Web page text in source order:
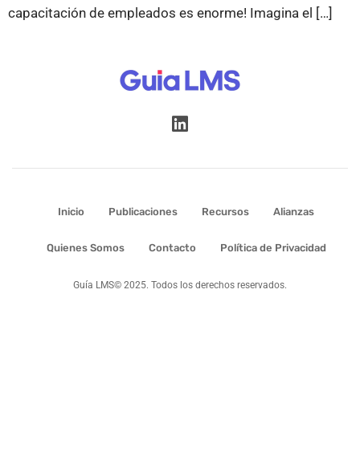
capacitación de empleados es enorme! Imagina el […]
Inicio Publicaciones Recursos Alianzas
Quienes Somos Contacto Política de Privacidad
Guía LMS© 2025. Todos los derechos reservados.